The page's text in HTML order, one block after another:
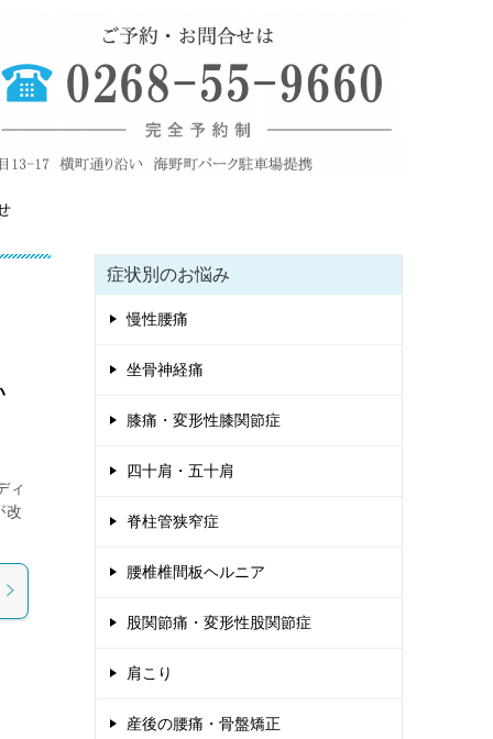
ィ
改
症状別のお悩み
慢性腰痛
坐骨神経痛
膝痛・変形性膝関節症
四十肩・五十肩
脊柱管狭窄症
腰椎椎間板ヘルニア
股関節痛・変形性股関節症
肩こり
産後の腰痛・骨盤矯正